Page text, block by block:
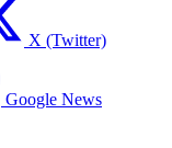
X (Twitter)
Google News